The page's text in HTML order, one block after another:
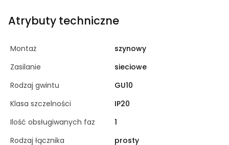
Atrybuty techniczne
Montaż
szynowy
Zasilanie
sieciowe
Rodzaj gwintu
GU10
Klasa szczelności
IP20
Ilość obsługiwanych faz
1
Rodzaj łącznika
prosty